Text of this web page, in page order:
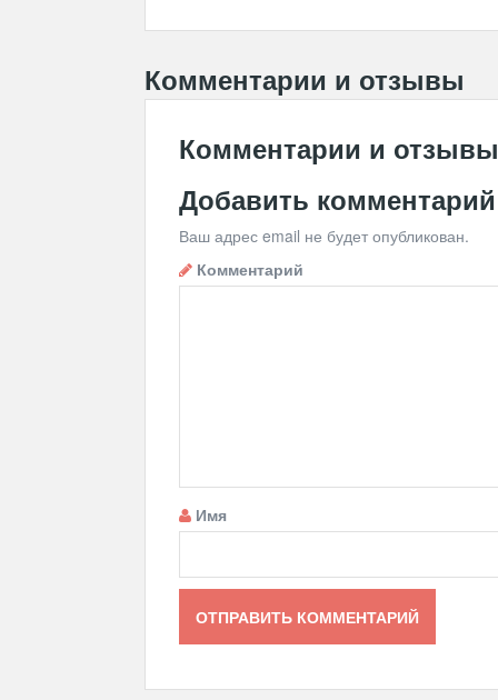
Комментарии и отзывы
Комментарии и отзывы
Добавить комментарий
Ваш адрес email не будет опубликован.
Комментарий
Имя